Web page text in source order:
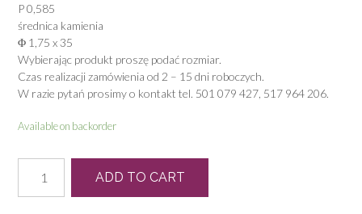
P 0,585
średnica kamienia
Φ 1,75 x 35
Wybierając produkt proszę podać rozmiar.
Czas realizacji zamówienia od 2 – 15 dni roboczych.
W razie pytań prosimy o kontakt tel. 501 079 427, 517 964 206.
Available on backorder
0303
quantity
ADD TO CART